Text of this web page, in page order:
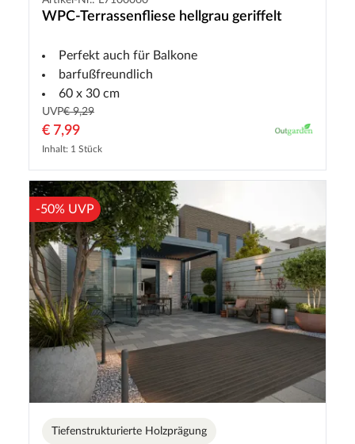
WPC-Terrassenfliese hellgrau geriffelt
Perfekt auch für Balkone
barfußfreundlich
60 x 30 cm
UVP€ 9,29
€ 7,99
Inhalt: 1 Stück
-50% UVP
Tiefenstrukturierte Holzprägung